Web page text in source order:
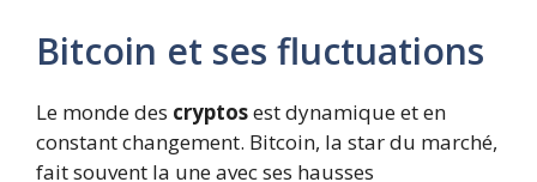
Bitcoin et ses fluctuations
Le monde des cryptosest dynamique et en
constant changement. Bitcoin, la star du marché,
fait souvent la une avec ses hausses